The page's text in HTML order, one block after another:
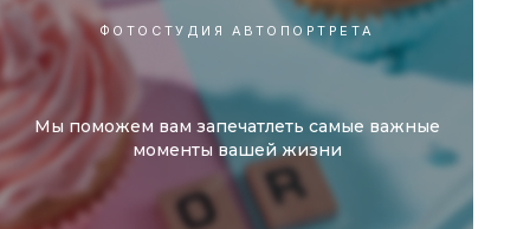
ФОТОСТУДИЯ АВТОПОРТРЕТА
Мы поможем вам запечатлеть самые важные
моменты вашей жизни